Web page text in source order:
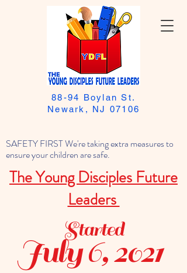
SAFETY FIRST We're taking extra measures to
ensure your children are safe.
The Young Disciples Future
Leaders
88-94 Boylan St.
Newark, NJ 07106
July 6, 2021
Started